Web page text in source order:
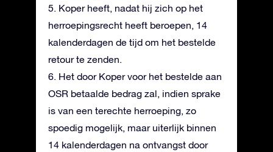
5. Koper heeft, nadat hij zich op het
herroepingsrecht heeft beroepen, 14
kalenderdagen de tijd om het bestelde
retour te zenden.
6. Het door Koper voor het bestelde aan
OSR betaalde bedrag zal, indien sprake
is van een terechte herroeping, zo
spoedig mogelijk, maar uiterlijk binnen
14 kalenderdagen na ontvangst door